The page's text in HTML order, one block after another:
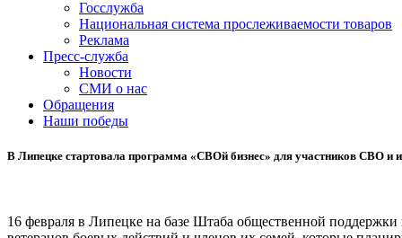
Госслужба
Национальная система прослеживаемости товаров
Реклама
Пресс-служба
Новости
СМИ о нас
Обращения
Наши победы
В Липецке стартовала программа «СВОй бизнес» для участников СВО и
16 февраля в Липецке на базе Штаба общественной